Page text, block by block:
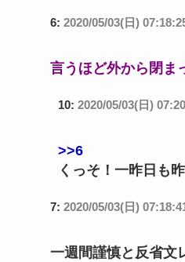
6: 2020/05/03(日)
言うほど外から閉ま
10: 2020/05/03(日)
>>6
くっそ！一昨日も
7: 2020/05/03(日)
一週間謹慎と反省文